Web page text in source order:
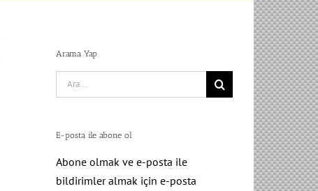
Arama Yap
Search
for:
E-posta ile abone ol
Abone olmak ve e-posta ile
bildirimler almak için e-posta